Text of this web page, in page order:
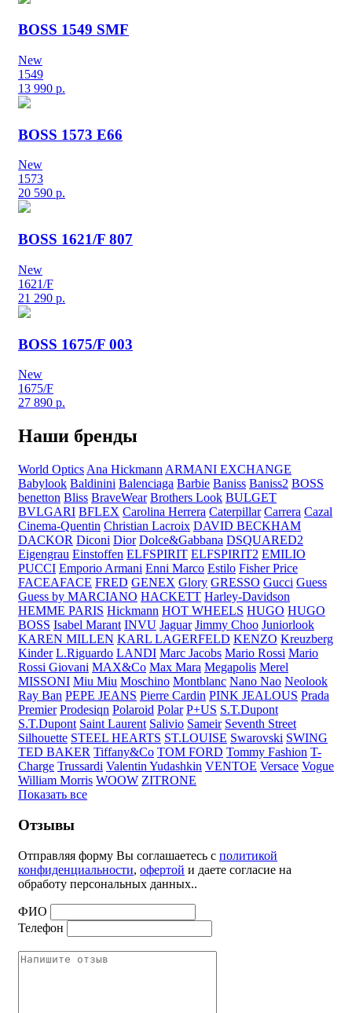
BOSS 1549 SMF
New
1549
13 990 р.
BOSS 1573 E66
New
1573
20 590 р.
BOSS 1621/F 807
New
1621/F
21 290 р.
BOSS 1675/F 003
New
1675/F
27 890 р.
Наши бренды
World Optics Ana Hickmann ARMANI EXCHANGE
Babylook Baldinini Balenciaga Barbie Baniss Baniss2 BOSS
benetton Bliss BraveWear Brothers Look BULGET
BVLGARI BFLEX Carolina Herrera Caterpillar Carrera Cazal
Cinema-Quentin Christian Lacroix DAVID BECKHAM
DACKOR Diconi Dior Dolce&Gabbana DSQUARED2
Eigengrau Einstoffen ELFSPIRIT ELFSPIRIT2 EMILIO
PUCCI Emporio Armani Enni Marco Estilo Fisher Price
FACEAFACE FRED GENEX Glory GRESSO Gucci Guess
Guess by MARCIANO HACKETT Harley-Davidson
HEMME PARIS Hickmann HOT WHEELS HUGO HUGO
BOSS Isabel Marant INVU Jaguar Jimmy Choo Juniorlook
KAREN MILLEN KARL LAGERFELD KENZO Kreuzberg
Kinder L.Riguardo LANDI Marc Jacobs Mario Rossi Mario
Rossi Giovani MAX&Co Max Mara Megapolis Merel
MISSONI Miu Miu Moschino Montblanc Nano Nao Neolook
Ray Ban PEPE JEANS Pierre Cardin PINK JEALOUS Prada
Premier Prodesiqn Polaroid Polar P+US S.T.Dupont
S.T.Dupont Saint Laurent Salivio Sameir Seventh Street
Silhouette STEEL HEARTS ST.LOUISE Swarovski SWING
TED BAKER Tiffany&Co TOM FORD Tommy Fashion T-
Charge Trussardi Valentin Yudashkin VENTOE Versace Vogue
William Morris WOOW ZITRONE
Показать все
Отзывы
Отправляя форму Вы соглашаетесь с политикой
конфиденциальности, офертой и даете согласие на
обработу персональных данных..
ФИО
Телефон